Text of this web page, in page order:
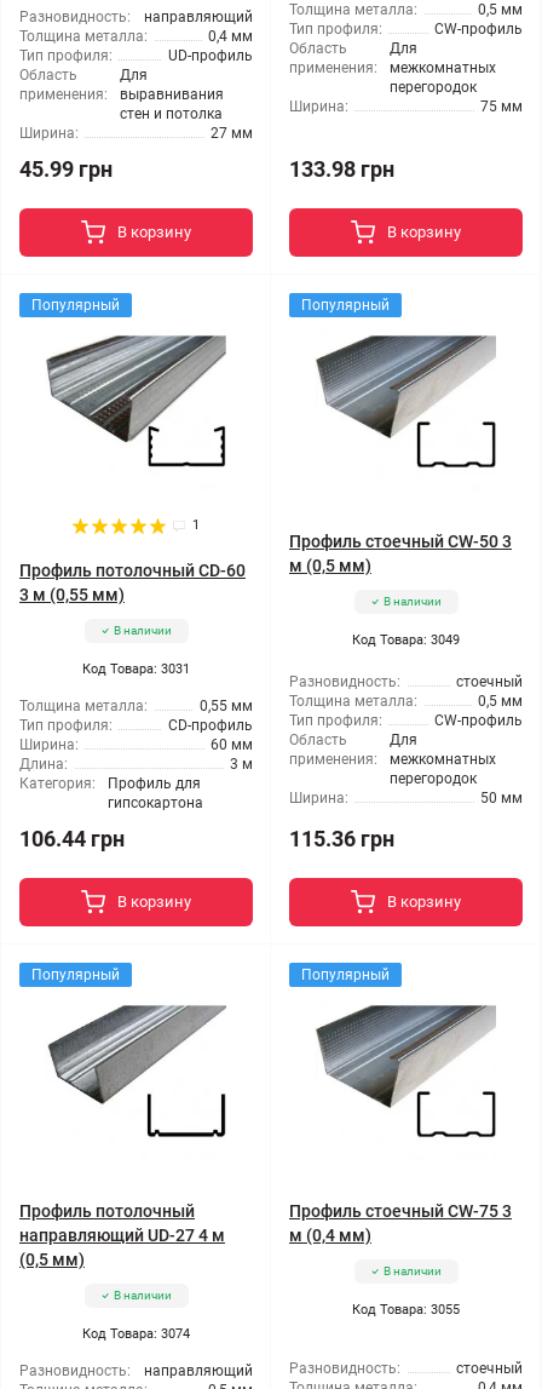
Разновидность:
направляющий
Толщина металла:
0,4 мм
Тип профиля:
UD-профиль
Область
применения:
Для
выравнивания
стен и потолка
Ширина:
27 мм
45.99 грн
В корзину
Толщина металла:
0,5 мм
Тип профиля:
CW-профиль
Область
применения:
Для
межкомнатных
перегородок
Ширина:
75 мм
133.98 грн
В корзину
Популярный
1
Профиль потолочный CD-60
3 м (0,55 мм)
В наличии
Код Товара: 3031
Толщина металла:
0,55 мм
Тип профиля:
CD-профиль
Ширина:
60 мм
Длина:
3 м
Категория:
Профиль для
гипсокартона
106.44 грн
В корзину
Популярный
Профиль стоечный CW-50 3
м (0,5 мм)
В наличии
Код Товара: 3049
Разновидность:
стоечный
Толщина металла:
0,5 мм
Тип профиля:
CW-профиль
Область
применения:
Для
межкомнатных
перегородок
Ширина:
50 мм
115.36 грн
В корзину
Популярный
Профиль потолочный
направляющий UD-27 4 м
(0,5 мм)
В наличии
Код Товара: 3074
Разновидность:
направляющий
Популярный
Профиль стоечный CW-75 3
м (0,4 мм)
В наличии
Код Товара: 3055
Разновидность:
стоечный